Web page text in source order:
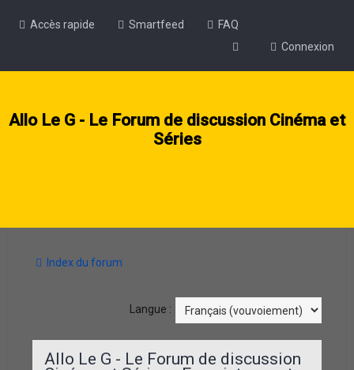
Accès rapide Smartfeed
FAQ
Connexion
Allo Le G - Le Forum de discussion Cinéma et
Séries
Index du forum
Langue :
Allo Le G - Le Forum de discussion